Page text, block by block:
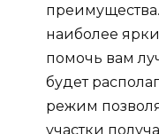
наиболее
помочь вам
будет
режим
участки